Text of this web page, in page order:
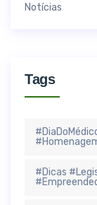
Notícias
Tags
#Dicas